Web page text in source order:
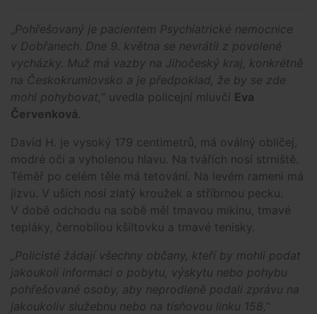
Pohřešovaný je pacientem Psychiatrické nemocnice
v Dobřanech. Dne 9. května se nevrátil z povolené
vycházky. Muž má vazby na Jihočeský kraj, konkrétně
na Českokrumlovsko a je předpoklad, že by se zde
mohl pohybovat, “ uvedla policejní mluvčí Eva
Červenková.
David H. je vysoký 179 centimetrů, má oválný obličej,
modré oči a vyholenou hlavu. Na tvářích nosí strniště.
Téměř po celém těle má tetování. Na levém rameni má
jizvu. V uších nosí zlatý kroužek a stříbrnou pecku.
V době odchodu na sobě měl tmavou mikinu, tmavé
tepláky, černobílou kšiltovku a tmavé tenisky.
„Policisté žádají všechny občany, kteří by mohli podat
jakoukoli informaci o pobytu, výskytu nebo pohybu
pohřešované osoby, aby neprodleně podali zprávu na
jakoukoliv služebnu nebo na tísňovou linku 158, “